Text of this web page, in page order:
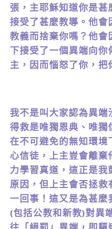
張，主耶穌知道你是甚
接受了甚麼教導。他會
教義而捨棄你嗎？他會
下接受了一個異端向你
主，因而惱怒了你，把
我不是叫大家認為異端
得救是唯獨恩典、唯獨
在不可避免的無知環境
心信徒，上主豈會離
力學習真道，這正是我
原因，但上主會否拯救
一回事！這又是為甚麼
(包括公教和新教)對異